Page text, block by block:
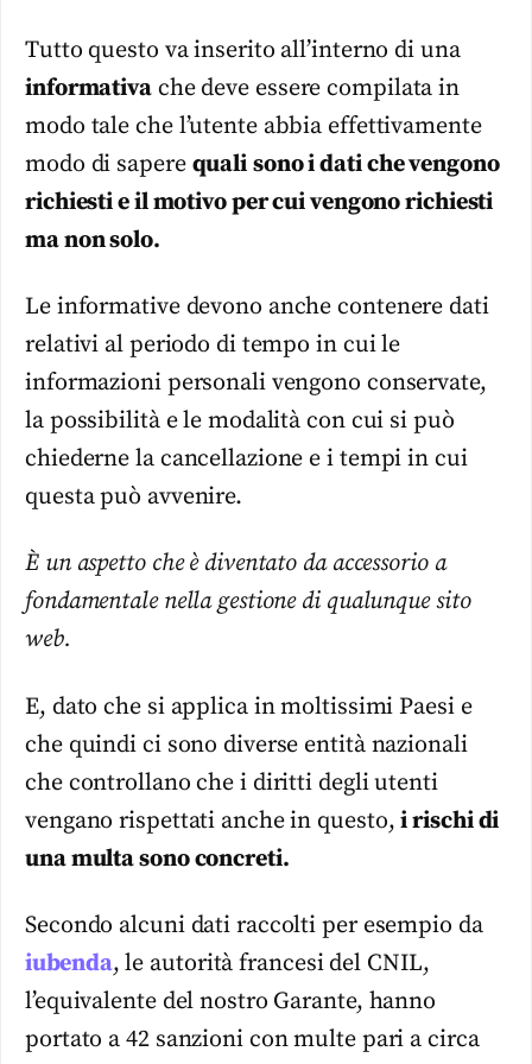
Tutto questo va inserito all’interno di una
informativache deve essere compilata in
modo tale che l’utente abbia effettivamente
modo di sapere quali sono i dati che vengono
richiesti e il motivo per cui vengono richiesti
ma non solo.
Le informative devono anche contenere dati
relativi al periodo di tempo in cui le
informazioni personali vengono conservate,
la possibilità e le modalità con cui si può
chiederne la cancellazione e i tempi in cui
questa può avvenire.
È un aspetto che è diventato da accessorio a
fondamentale nella gestione di qualunque sito
web.
E, dato che si applica in moltissimi Paesi e
che quindi ci sono diverse entità nazionali
che controllano che i diritti degli utenti
vengano rispettati anche in questo,i rischi di
una multa sono concreti.
Secondo alcuni dati raccolti per esempio da
iubenda, le autorità francesi del CNIL,
l’equivalente del nostro Garante, hanno
portato a 42 sanzioni con multe pari a circa